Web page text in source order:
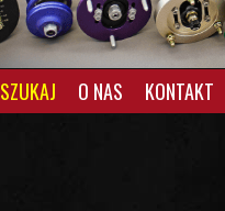
SZUKAJ O NAS KONTAKT